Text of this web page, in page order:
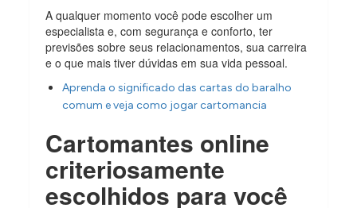
A qualquer momento você pode escolher um
especialista e, com segurança e conforto, ter
previsões sobre seus relacionamentos, sua carreira
e o que mais tiver dúvidas em sua vida pessoal.
Aprenda o significado das cartas do baralho
comum e veja como jogar cartomancia
Cartomantes online
criteriosamente
escolhidos para você